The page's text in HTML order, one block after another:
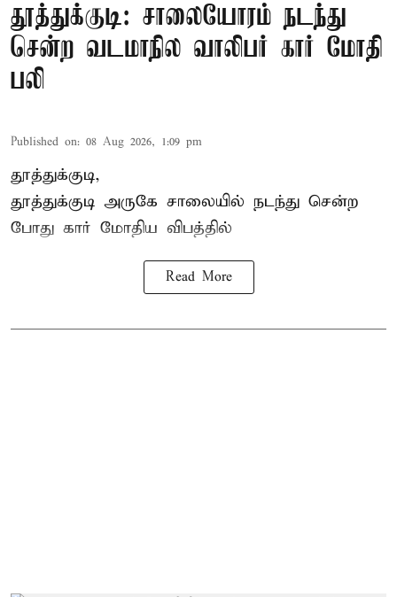
தூத்துக்குடி: சாலையோரம் நடந்து
சென்ற வடமாநில வாலிபர் கார் மோதி
பலி
Published on: 08 Aug 2026, 1:09 pm
தூத்துக்குடி,
தூத்துக்குடி அருகே சாலையில் நடந்து சென்ற
போது கார் மோதிய விபத்தில்
Read More